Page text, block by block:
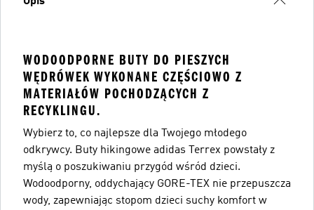
WODOODPORNE BUTY DO PIESZYCH
WĘDRÓWEK WYKONANE CZĘŚCIOWO Z
MATERIAŁÓW POCHODZĄCYCH Z
RECYKLINGU.
Wybierz to, co najlepsze dla Twojego młodego
odkrywcy. Buty hikingowe adidas Terrex powstały z
myślą o poszukiwaniu przygód wśród dzieci.
Wodoodporny, oddychający GORE-TEX nie przepuszcza
wody, zapewniając stopom dzieci suchy komfort w